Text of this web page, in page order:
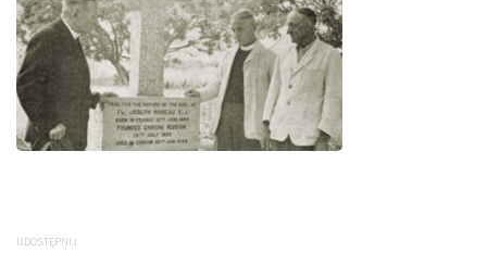
UDOSTĘPNIJ